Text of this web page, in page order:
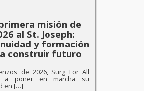
misión de
al St. Joseph:
y formación
construir futuro
de 2026, Surg For All
a poner en marcha su
en […]